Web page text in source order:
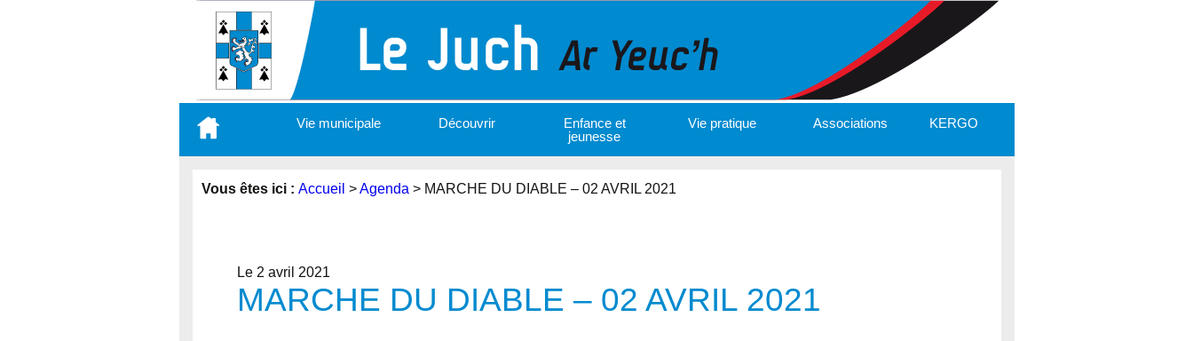
contenu
Vie municipale Découvrir
Enfance et
jeunesse
Vie pratique Associations KERGO
Vous êtes ici : Accueil >Agenda > MARCHE DU DIABLE – 02 AVRIL 2021
Le 2 avril 2021
MARCHE DU DIABLE – 02 AVRIL 2021